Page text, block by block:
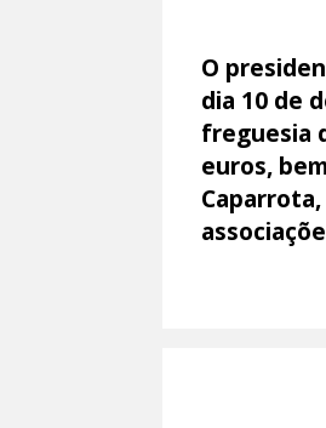
O
dia 10 de
freguesia
euros,